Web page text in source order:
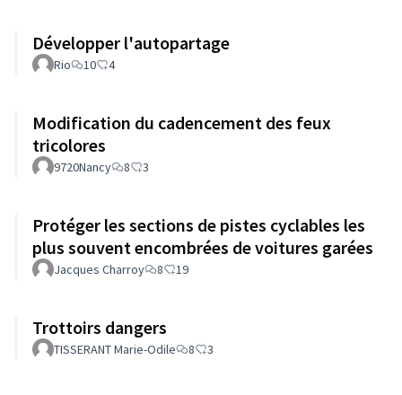
Développer l'autopartage
Rio 10 4
Modification du cadencement des feux
tricolores
9720Nancy 8 3
Protéger les sections de pistes cyclables les
plus souvent encombrées de voitures garées
Jacques Charroy 8 19
Trottoirs dangers
TISSERANT Marie-Odile 8 3